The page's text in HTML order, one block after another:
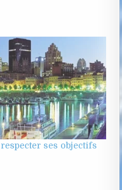
respecter ses objectifs